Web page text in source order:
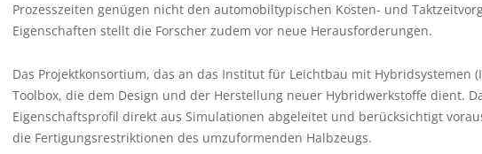
Prozesszeiten genügen nicht den automobiltypischen Kosten- und
Eigenschaften stellt die Forscher zudem vor neue Herausforderungen.
Das Projektkonsortium, das an das Institut für Leichtbau mit Hybridsystemen
Toolbox, die dem Design und der Herstellung neuer Hybridwerkstoffe dient.
Eigenschaftsprofil direkt aus Simulationen abgeleitet und berücksichtigt
die Fertigungsrestriktionen des umzuformenden Halbzeugs.